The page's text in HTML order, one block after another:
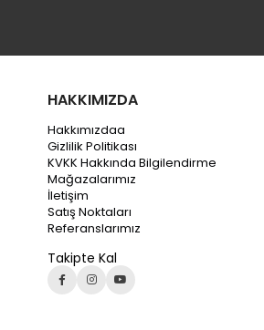
HAKKIMIZDA
Hakkımızdaa
Gizlilik Politikası
KVKK Hakkında Bilgilendirme
Mağazalarımız
İletişim
Satış Noktaları
Referanslarımız
Takipte Kal